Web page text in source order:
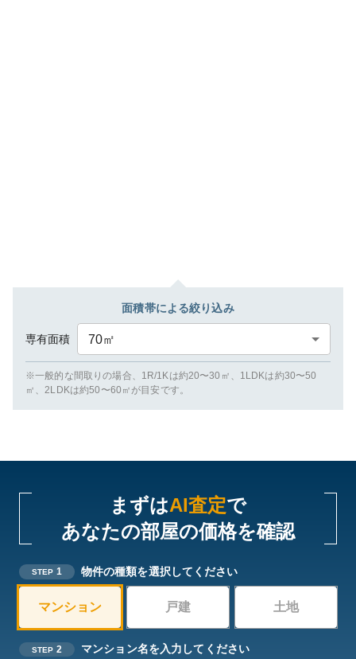
面積帯による絞り込み
専有面積 70㎡
※一般的な間取りの場合、1R/1Kは約20〜30㎡、1LDKは約30〜50
㎡、2LDKは約50〜60㎡が目安です。
まずはAI査定で
あなたの部屋の価格を確認
STEP 1 物件の種類を選択してください
マンション 戸建 土地
STEP 2 マンション名を入力してください